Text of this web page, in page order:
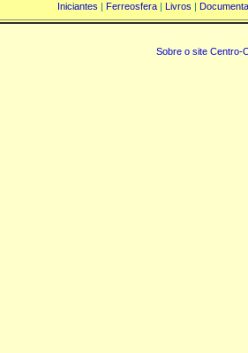
Iniciantes | Ferreosfera| Livros |
Sobre o site Centro-